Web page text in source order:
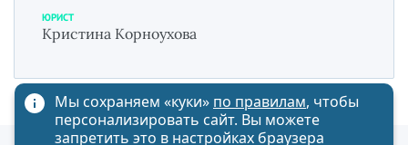
ЮРИСТ
Кристина Корноухова
Мы сохраняем «куки» по правилам, чтобы
персонализировать сайт. Вы можете
запретить это в настройках браузера